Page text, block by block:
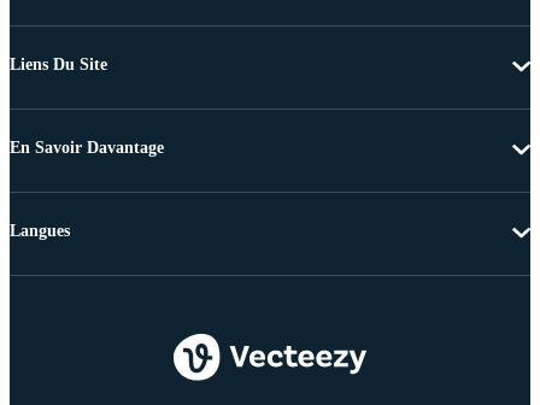
Liens Du Site
En Savoir Davantage
Langues